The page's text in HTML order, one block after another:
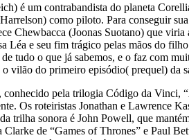
é um contrabandista do planeta
como piloto. Para conseguir
Chewbacca (Joonas Suotano) que
Léa e seu fim trágico pelas mãos do
tudo o que já sabemos, e o faz com
vilão do primeiro episódio( prequel) da
pela trilogia Código da Vinci,
Os roteiristas Jonathan e Lawrence
trilha sonora é John Powell, que
Clarke de “Games of Thrones” e Paul